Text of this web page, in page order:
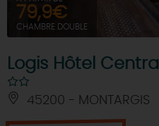
79,9€
CHAMBRE DOUBLE
Logis Hôtel Central
45200 - MONTARGIS